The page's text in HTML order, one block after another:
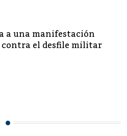
a una manifestación
contra el desfile militar